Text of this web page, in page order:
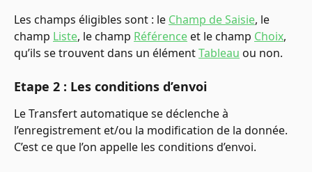
Les champs éligibles sont : le Champ de Saisie, le
champ Liste, le champ Référence et le champ Choix,
qu’ils se trouvent dans un élément Tableau ou non.
Etape 2 : Les conditions d’envoi
Le Transfert automatique se déclenche à
l’enregistrement et/ou la modification de la donnée.
C’est ce que l’on appelle les conditions d’envoi.